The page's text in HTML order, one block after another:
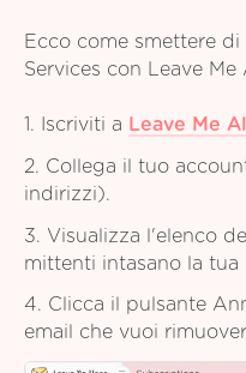
Ecco come smettere
Services con Leave Me
1. Iscriviti a Leave Me
2. Collega il tuo
indirizzi).
3. Visualizza l'elenco
mittenti intasano la tua
4. Clicca il pulsante
email che vuoi